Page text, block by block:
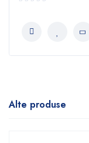
Alte produse